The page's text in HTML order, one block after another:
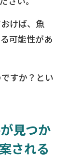
けば、魚
可能性があ
すか？とい
見つか
される